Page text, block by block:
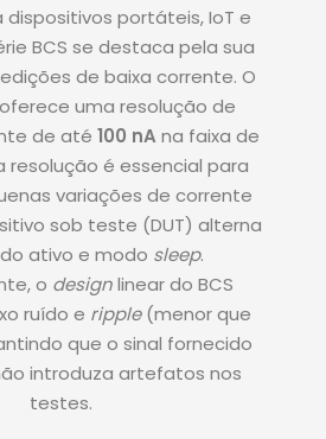
portáteis, IoT e
BCS se destaca pela sua
de baixa corrente. O
uma resolução de
de até 100 nA na faixa de
resolução é essencial para
variações de corrente
sob teste (DUT) alterna
ativo e modo sleep.
o designlinear do BCS
ruído e ripple(menor que
que o sinal fornecido
introduza artefatos nos
testes.